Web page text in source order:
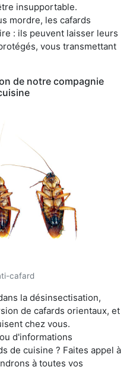
insupportable.
mordre, les cafards
: ils peuvent laisser leurs
vous transmettant
de notre compagnie
cafard
la désinsectisation,
de cafards orientaux, et
chez vous.
d'informations
de cuisine ? Faites appel à
à toutes vos